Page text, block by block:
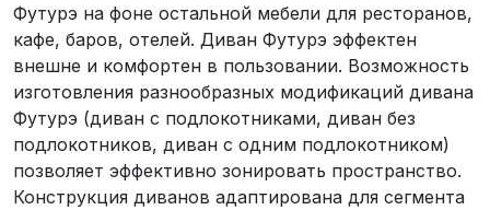
Футурэ на фоне остальной мебели для ресторанов,
кафе, баров, отелей. Диван Футурэ эффектен
внешне и комфортен в пользовании. Возможность
изготовления разнообразных модификаций дивана
Футурэ (диван с подлокотниками, диван без
подлокотников, диван с одним подлокотником)
позволяет эффективно зонировать пространство.
Конструкция диванов адаптирована для сегмента